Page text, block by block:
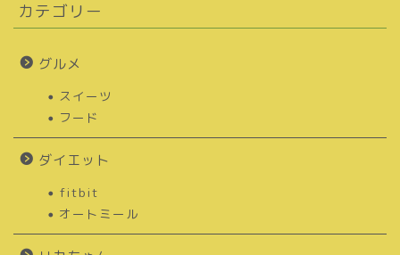
カテゴリー
グルメ
スイーツ
フード
ダイエット
fitbit
オートミール